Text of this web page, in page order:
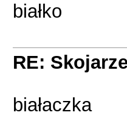
białko
RE:
białaczka